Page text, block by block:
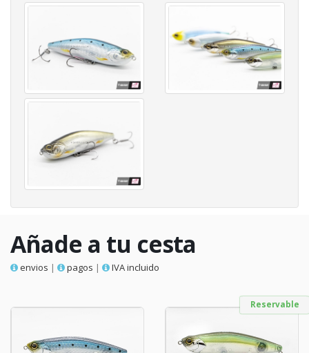
Añade a tu cesta
envios | pagos | IVA incluido
Reservable